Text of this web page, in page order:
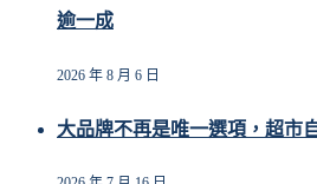
逾一成
2026 年 8 月 6 日
大品牌不再是唯一選項，超市